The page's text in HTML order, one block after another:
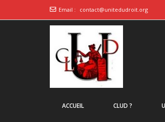
Email : contact@unitedudroit.org
ACCUEIL CLUD ?